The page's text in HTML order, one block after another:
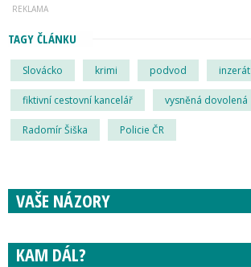
TAGY ČLÁNKU
Slovácko krimi podvod inzerát
fiktivní cestovní kancelář vysněná dovolená
Radomír Šiška Policie ČR
VAŠE NÁZORY
KAM DÁL?